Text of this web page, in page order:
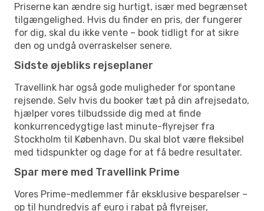
Priserne kan ændre sig hurtigt, især med begrænset
tilgængelighed. Hvis du finder en pris, der fungerer
for dig, skal du ikke vente – book tidligt for at sikre
den og undgå overraskelser senere.
Sidste øjebliks rejseplaner
Travellink har også gode muligheder for spontane
rejsende. Selv hvis du booker tæt på din afrejsedato,
hjælper vores tilbudsside dig med at finde
konkurrencedygtige last minute-flyrejser fra
Stockholm til København. Du skal blot være fleksibel
med tidspunkter og dage for at få bedre resultater.
Spar mere med Travellink Prime
Vores Prime-medlemmer får eksklusive besparelser –
op til hundredvis af euro i rabat på flyrejser,